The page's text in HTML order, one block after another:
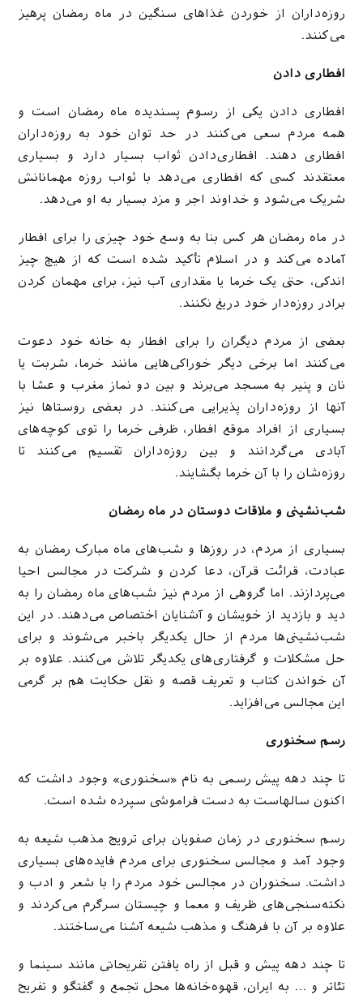
روزه‌داران از خوردن غذاهای سنگین در ماه رمضان پرهیز
می‌کنند.
افطاری دادن
افطاری دادن یکی از رسوم پسندیده ماه رمضان است و
همه مردم سعی می‌کنند در حد توان خود به روزه‌داران
افطاری دهند. افطاری‌دادن ثواب بسیار دارد و بسیاری
معتقدند کسی که افطاری می‌دهد با ثواب روزه مهمانانش
شریک می‌شود و خداوند اجر و مزد بسیار به او می‌دهد.
در ماه رمضان هر کس بنا به وسع خود چیزی را برای افطار
آماده می‌کند و در اسلام تأکید شده است که از هیچ چیز
اندکی، حتی یک خرما یا مقداری آب نیز، برای مهمان کردن
برادر روزه‌دار خود دریغ نکنند.
بعضی از مردم دیگران را برای افطار به خانه خود دعوت
می‌کنند اما برخی دیگر خوراکی‌هایی مانند خرما، شربت یا
نان و پنیر به مسجد می‌برند و بین دو نماز مغرب و عشا با
آنها از روزه‌داران پذیرایی می‌کنند. در بعضی روستاها نیز
بسیاری از افراد موقع افطار، ظرفی خرما را توی کوچه‌های
آبادی می‌گردانند و بین روزه‌داران تقسیم می‌کنند تا
روزه‌شان را با آن خرما بگشایند.
شب‌نشینی و ملاقات دوستان در ماه رمضان
بسیاری از مردم، در روزها و شب‌های ماه مبارک رمضان به
عبادت، قرائت قرآن، دعا کردن و شرکت در مجالس احیا
می‌پردازند. اما گروهی از مردم نیز شب‌های ماه رمضان را به
دید و بازدید از خویشان و آشنایان اختصاص می‌دهند. در این
شب‌نشینی‌ها مردم از حال یکدیگر باخبر می‌شوند و برای
حل مشکلات و گرفتاری‌های یکدیگر تلاش می‌کنند. علاوه بر
آن خواندن کتاب و تعریف قصه و نقل حکایت هم بر گرمی
این مجالس می‌افزاید.
رسم سخنوری
تا چند دهه پیش رسمی به نام «سخنوری» وجود داشت که
اکنون سالهاست به دست فراموشی سپرده شده است.
رسم سخنوری در زمان صفویان برای ترویج مذهب شیعه به
وجود آمد و مجالس سخنوری برای مردم فایده‌های بسیاری
داشت. سخنوران در مجالس خود مردم را با شعر و ادب و
نکته‌سنجی‌های ظریف و معما و چیستان سرگرم می‌کردند و
علاوه بر آن با فرهنگ و مذهب شیعه آشنا می‌ساختند.
تا چند دهه پیش و قبل از راه یافتن تفریحاتی مانند سینما و
تئاتر و … به ایران، قهوه‌خانه‌ها محل تجمع و گفتگو و تفریح